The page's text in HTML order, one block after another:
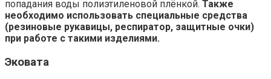
попадания воды полиэтиленовой плёнкой. Также
необходимо использовать специальные средства
(резиновые рукавицы, респиратор, защитные очки)
при работе с такими изделиями.
Эковата